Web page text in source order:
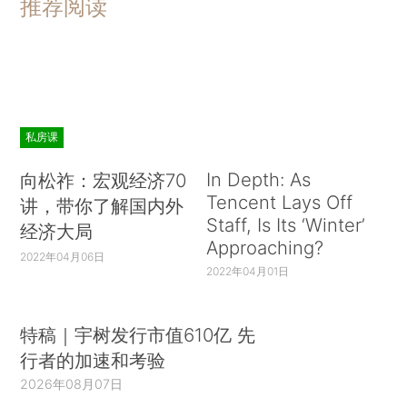
推荐阅读
私房课
向松祚：宏观经济70
讲，带你了解国内外
经济大局
2022年04月06日
In Depth: As
Tencent Lays Off
Staff, Is Its ‘Winter’
Approaching?
2022年04月01日
特稿｜宇树发行市值610亿 先
行者的加速和考验
2026年08月07日